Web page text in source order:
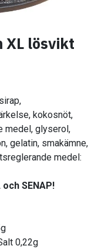
XL lösvikt
kokosnöt,
medel, glyserol,
gelatin, smakämne,
medel:
SENAP!
0,22g